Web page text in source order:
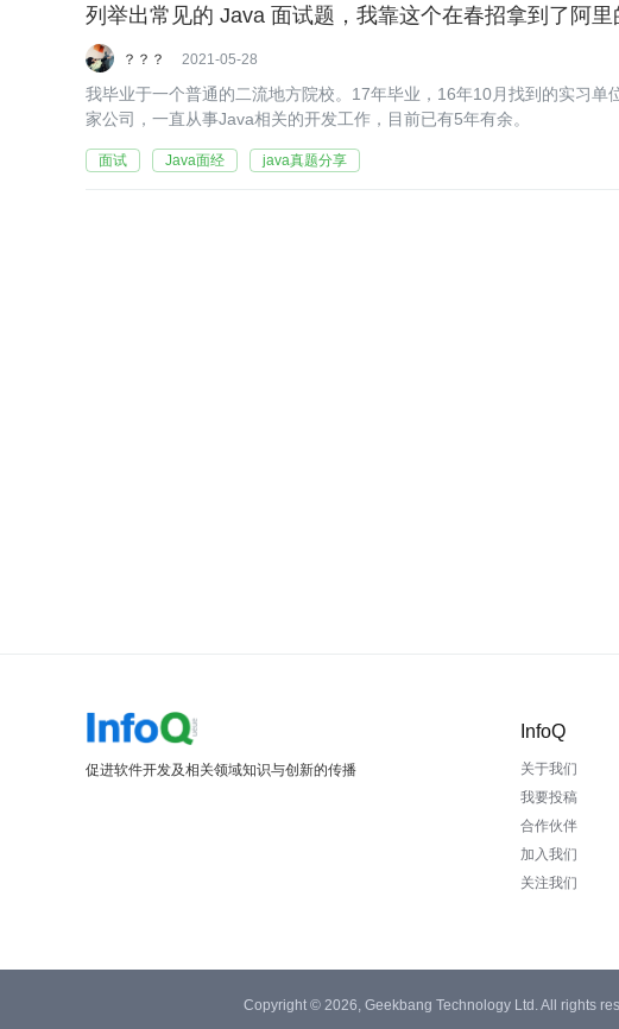
列举出常见的 Java 面试题，我靠这个在春招拿到了阿里
？？？ 2021-05-28
我毕业于一个普通的二流地方院校。17年毕业，16年10月找到的实习单
家公司，一直从事Java相关的开发工作，目前已有5年有余。
面试 Java面经 java真题分享
促进软件开发及相关领域知识与创新的传播
InfoQ
关于我们
我要投稿
合作伙伴
加入我们
关注我们
Copyright © 2026, Geekbang Technology Ltd. All rights